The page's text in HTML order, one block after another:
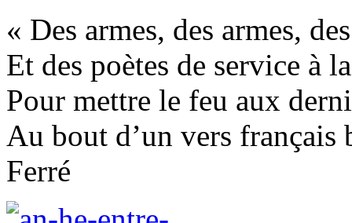
« Des armes, des armes,
Et des poètes de service à
Pour mettre le feu aux
Au bout d’un vers
Ferré